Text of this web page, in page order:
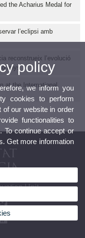
the Acharius Medal for
l’eclipsi amb
reconstrueix l’evolució
at the International
Unit
policy
we inform you
cookies to perform
our website in order
functionalities to
To continue accept or
Get more information